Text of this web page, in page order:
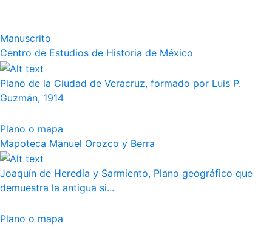
Manuscrito
Centro de Estudios de Historia de México
Plano de la Ciudad de Veracruz, formado por Luis P.
Guzmán, 1914
Plano o mapa
Mapoteca Manuel Orozco y Berra
Joaquín de Heredia y Sarmiento, Plano geográfico que
demuestra la antigua si...
Plano o mapa